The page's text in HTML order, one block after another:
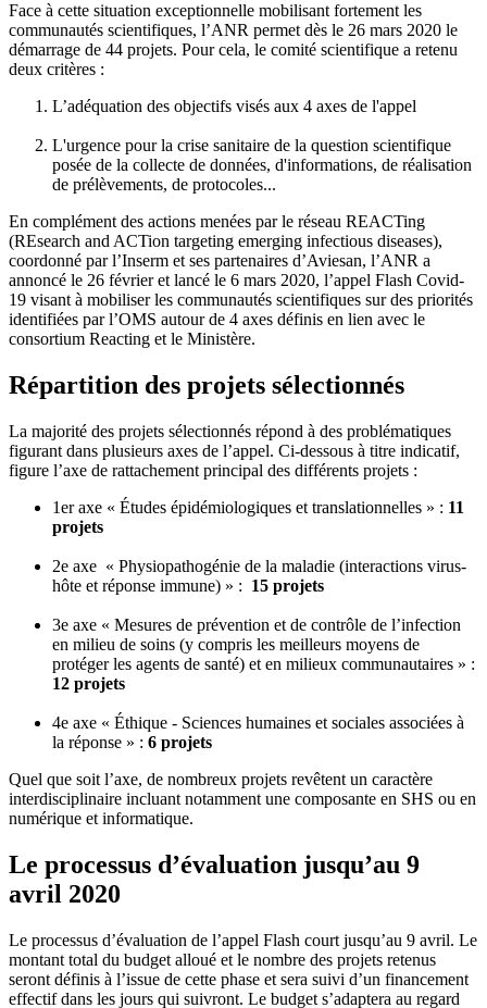
Face à cette situation exceptionnelle mobilisant fortement les
communautés scientifiques, l’ANR permet dès le 26 mars 2020 le
démarrage de 44 projets. Pour cela, le comité scientifique a retenu
deux critères :
L’adéquation des objectifs visés aux 4 axes de l'appel
L'urgence pour la crise sanitaire de la question scientifique
posée de la collecte de données, d'informations, de réalisation
de prélèvements, de protocoles...
En complément des actions menées par le réseau REACTing
(REsearch and ACTion targeting emerging infectious diseases),
coordonné par l’Inserm et ses partenaires d’Aviesan, l’ANR a
annoncé le 26 février et lancé le 6 mars 2020, l’appel Flash Covid-
19 visant à mobiliser les communautés scientifiques sur des priorités
identifiées par l’OMS autour de 4 axes définis en lien avec le
consortium Reacting et le Ministère.
Répartition des projets sélectionnés
La majorité des projets sélectionnés répond à des problématiques
figurant dans plusieurs axes de l’appel. Ci-dessous à titre indicatif,
figure l’axe de rattachement principal des différents projets :
1er axe « Études épidémiologiques et translationnelles » : 11
projets
2e axe « Physiopathogénie de la maladie (interactions virus-
hôte et réponse immune) » : 15 projets
3e axe « Mesures de prévention et de contrôle de l’infection
en milieu de soins (y compris les meilleurs moyens de
protéger les agents de santé) et en milieux communautaires » :
12 projets
4e axe « Éthique - Sciences humaines et sociales associées à
la réponse » : 6 projets
Quel que soit l’axe, de nombreux projets revêtent un caractère
interdisciplinaire incluant notamment une composante en SHS ou en
numérique et informatique.
Le processus d’évaluation jusqu’au 9
avril 2020
Le processus d’évaluation de l’appel Flash court jusqu’au 9 avril. Le
montant total du budget alloué et le nombre des projets retenus
seront définis à l’issue de cette phase et sera suivi d’un financement
effectif dans les jours qui suivront. Le budget s’adaptera au regard